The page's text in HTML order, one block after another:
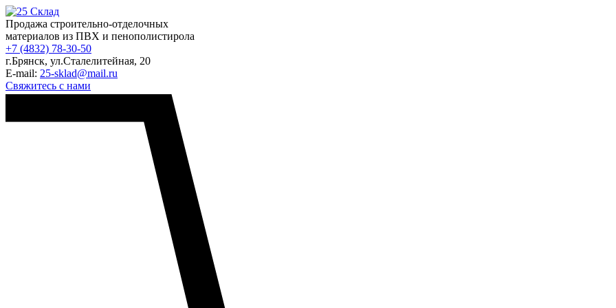
Продажа строительно-отделочных
материалов из ПВХ и пенополистирола
+7 (4832) 78-30-50
г.Брянск, ул.Сталелитейная, 20
E-mail: 25-sklad@mail.ru
Свяжитесь с нами